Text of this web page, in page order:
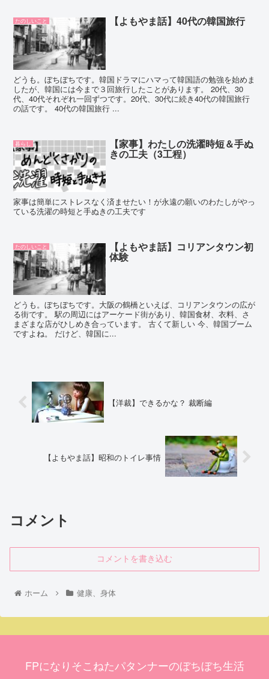
たのしいこと 【よもやま話】40代の韓国旅行
どうも。ぼちぼちです。韓国ドラマにハマって韓国語の勉強を始めま
したが、韓国には今まで３回旅行したことがあります。 20代、30
代、40代それぞれ一回ずつです。20代、30代に続き40代の韓国旅行
の話です。 40代の韓国旅行 ...
暮らし 【家事】わたしの洗濯時短＆手ぬ
きの工夫（3工程）
家事は簡単にストレスなく済ませたい！が永遠の願いのわたしがやっ
ている洗濯の時短と手ぬきの工夫です
たのしいこと 【よもやま話】コリアンタウン初
体験
どうも。ぼちぼちです。大阪の鶴橋といえば、コリアンタウンの広が
る街です。 駅の周辺にはアーケード街があり、韓国食材、衣料、さ
まざまな店がひしめき合っています。 古くて新しい 今、韓国ブーム
ですよね。 だけど、韓国に...
【洋裁】できるかな？ 裁断編
【よもやま話】昭和のトイレ事情
コメント
コメントを書き込む
ホーム 健康、身体
FPになりそこねたパタンナーのぼちぼち生活